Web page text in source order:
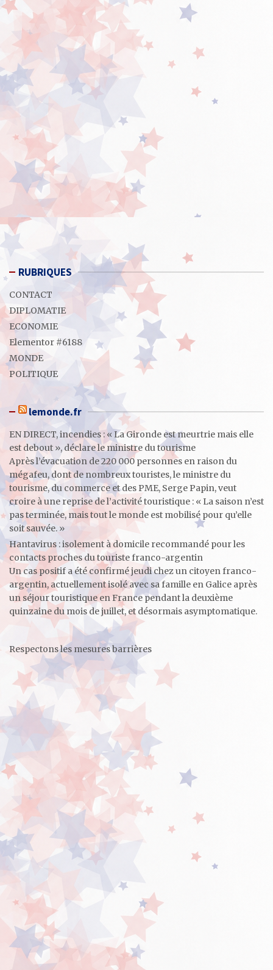
RUBRIQUES
CONTACT
DIPLOMATIE
ECONOMIE
Elementor #6188
MONDE
POLITIQUE
lemonde.fr
EN DIRECT, incendies : « La Gironde est meurtrie mais elle
est debout », déclare le ministre du tourisme
Après l’évacuation de 220 000 personnes en raison du
mégafeu, dont de nombreux touristes, le ministre du
tourisme, du commerce et des PME, Serge Papin, veut
croire à une reprise de l’activité touristique : « La saison n’est
pas terminée, mais tout le monde est mobilisé pour qu’elle
soit sauvée. »
Hantavirus : isolement à domicile recommandé pour les
contacts proches du touriste franco-argentin
Un cas positif a été confirmé jeudi chez un citoyen franco-
argentin, actuellement isolé avec sa famille en Galice après
un séjour touristique en France pendant la deuxième
quinzaine du mois de juillet, et désormais asymptomatique.
Respectons les mesures barrières